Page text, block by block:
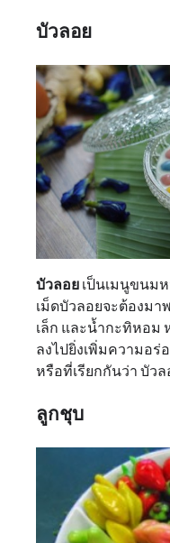
บัวลอย
บัวลอย เป็นเมนูขนม
เม็ดบัวลอยจะต้องมา
เล็ก และน้ำกะทิหอม
ลงไปยิ่งเพิ่มความอ
หรือที่เรียกกันว่า บัว
ลูกชุบ